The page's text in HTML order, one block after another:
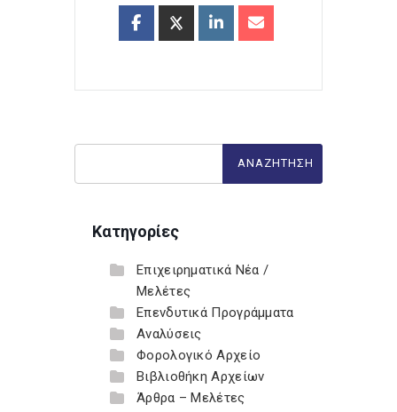
Κατηγορίες
Επιχειρηματικά Νέα /
Μελέτες
Επενδυτικά Προγράμματα
Αναλύσεις
Φορολογικό Αρχείο
Βιβλιοθήκη Αρχείων
Άρθρα – Μελέτες